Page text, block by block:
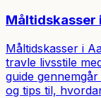
Måltidskasser
Måltidskasser i
travle livsstile
guide
og tips til,